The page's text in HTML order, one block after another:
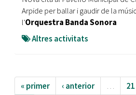
Arpide per ballar i gaudir de la
l'Orquestra Banda Sonora
Altres activitats
« primer ‹ anterior … 21